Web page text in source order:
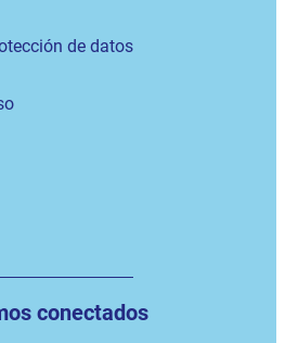
de datos
conectados